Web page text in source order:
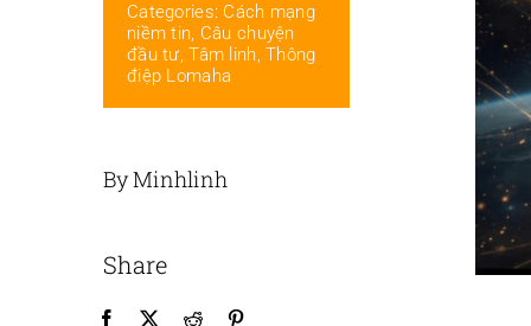
Categories: Cách mạng
niềm tin, Câu chuyện
đầu tư,Tâm linh,Thông
điệp Lomaha
By Minhlinh
Share